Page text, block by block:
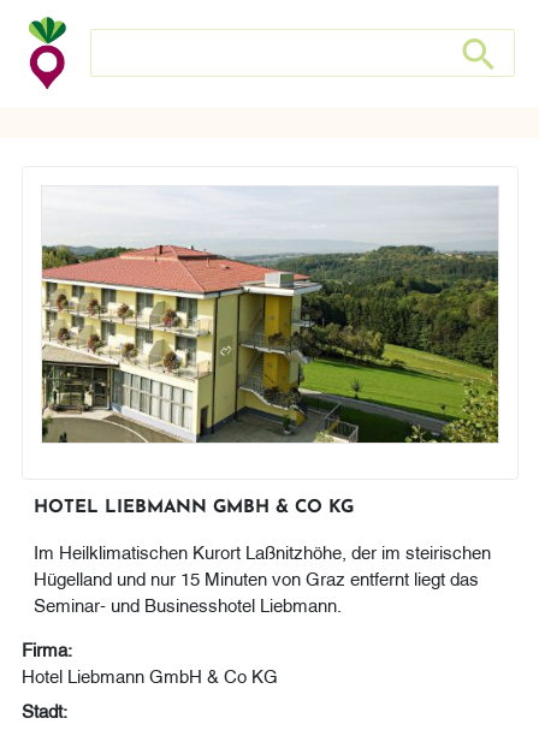
Suche nach: Zum Beispiel Wein, Fleisch, Keramik, Holz,
Suche
HOTEL LIEBMANN GMBH & CO KG
Im Heilklimatischen Kurort Laßnitzhöhe, der im steirischen
Hügelland und nur 15 Minuten von Graz entfernt liegt das
Seminar- und Businesshotel Liebmann.
Firma:
Hotel Liebmann GmbH & Co KG
Stadt: